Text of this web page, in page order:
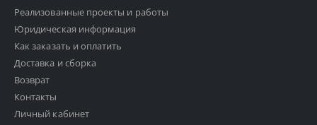
Реализованные проекты и работы
Юридическая информация
Как заказать и оплатить
Доставка и сборка
Возврат
Контакты
Личный кабинет